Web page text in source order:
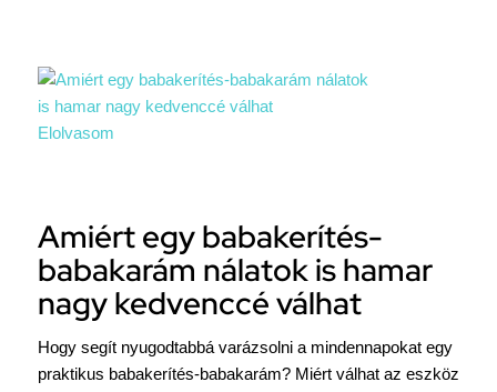
Elolvasom
Amiért egy babakerítés-
babakarám nálatok is hamar
nagy kedvenccé válhat
Hogy segít nyugodtabbá varázsolni a mindennapokat egy
praktikus babakerítés-babakarám? Miért válhat az eszköz